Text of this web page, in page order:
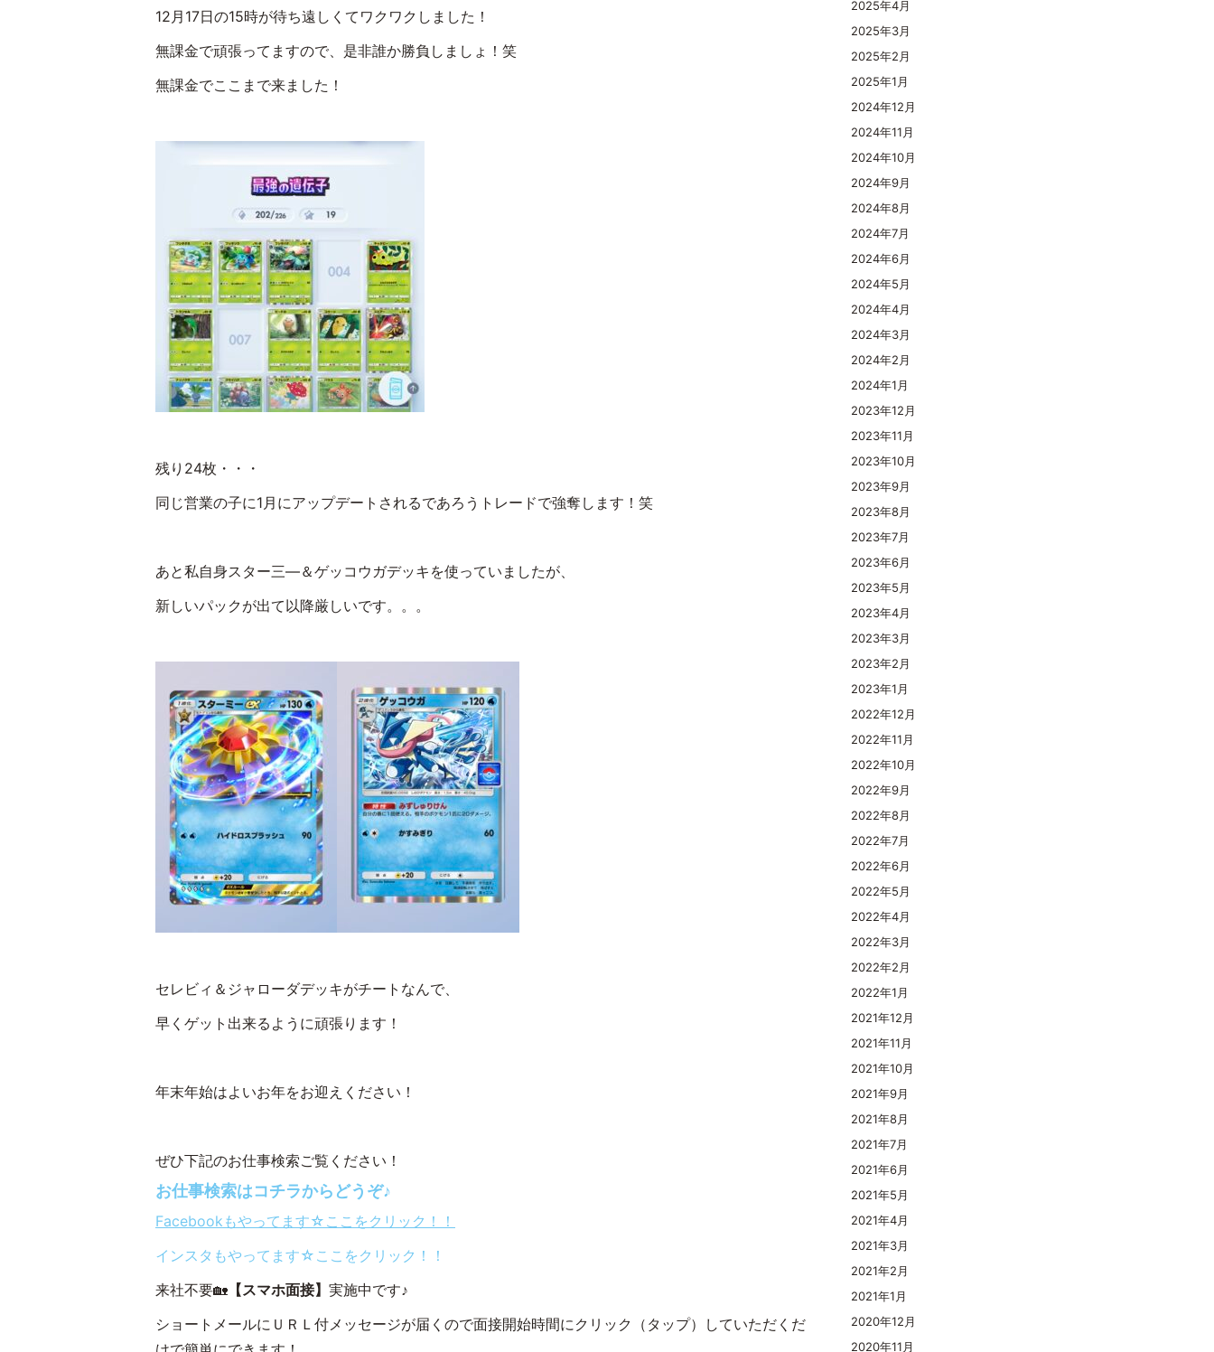
12月17日の15時が待ち遠しくてワクワクしました！
無課金で頑張ってますので、是非誰か勝負しましょ！笑
無課金でここまで来ました！
残り24枚・・・
同じ営業の子に1月にアップデートされるであろうトレードで強奪します！笑
あと私自身スター三―＆ゲッコウガデッキを使っていましたが、
新しいパックが出て以降厳しいです。。。
セレビィ＆ジャローダデッキがチートなんで、
早くゲット出来るように頑張ります！
年末年始はよいお年をお迎えください！
ぜひ下記のお仕事検索ご覧ください！
お仕事検索はコチラからどうぞ♪
Facebookもやってます☆ここをクリック！！
インスタもやってます☆ここをクリック！！
来社不要🏡 【スマホ面接】 実施中です♪
ショートメールにＵＲＬ付メッセージが届くので面接開始時間にクリック（タップ）していただくだ
2025年4月
2025年3月
2025年2月
2025年1月
2024年12月
2024年11月
2024年10月
2024年9月
2024年8月
2024年7月
2024年6月
2024年5月
2024年4月
2024年3月
2024年2月
2024年1月
2023年12月
2023年11月
2023年10月
2023年9月
2023年8月
2023年7月
2023年6月
2023年5月
2023年4月
2023年3月
2023年2月
2023年1月
2022年12月
2022年11月
2022年10月
2022年9月
2022年8月
2022年7月
2022年6月
2022年5月
2022年4月
2022年3月
2022年2月
2022年1月
2021年12月
2021年11月
2021年10月
2021年9月
2021年8月
2021年7月
2021年6月
2021年5月
2021年4月
2021年3月
2021年2月
2021年1月
2020年12月
2020年11月